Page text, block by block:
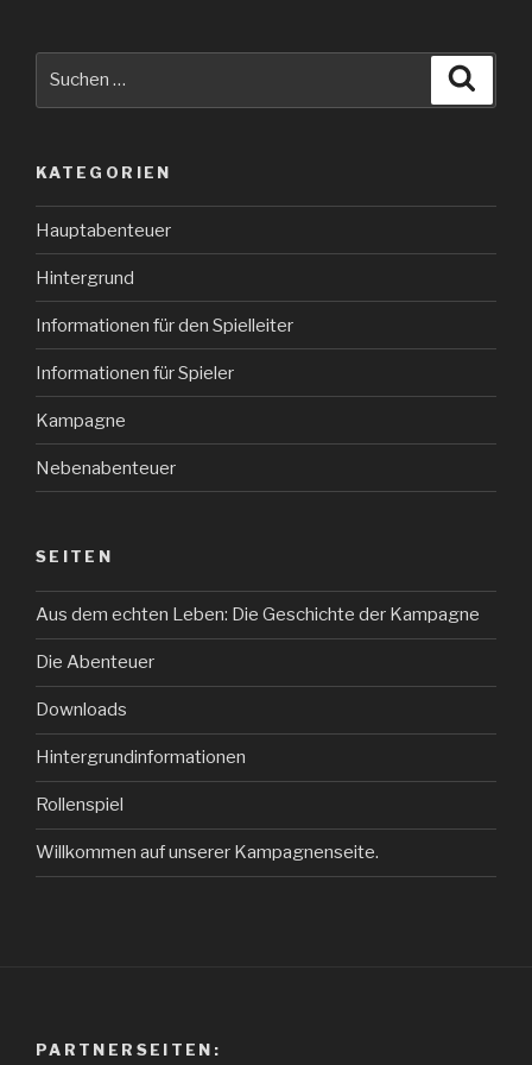
KATEGORIEN
Hauptabenteuer
Hintergrund
Informationen für den Spielleiter
Informationen für Spieler
Kampagne
Nebenabenteuer
SEITEN
Aus dem echten Leben: Die Geschichte der Kampagne
Die Abenteuer
Downloads
Hintergrundinformationen
Rollenspiel
Willkommen auf unserer Kampagnenseite.
PARTNERSEITEN: